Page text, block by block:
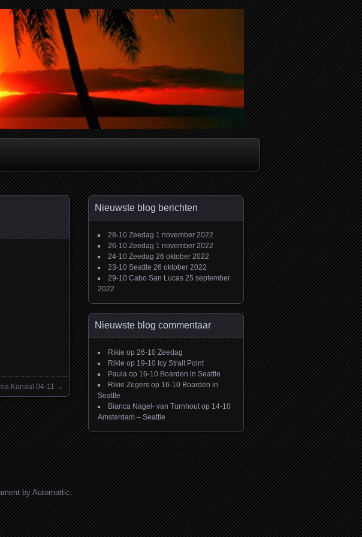
Kanaal 04-11 →
Nieuwste blog berichten
28-10 Zeedag 1 november 2022
26-10 Zeedag 1 november 2022
24-10 Zeedag 26 oktober 2022
23-10 Seattle 26 oktober 2022
29-10 Cabo San Lucas 25 september
2022
Nieuwste blog commentaar
Rikie op 26-10 Zeedag
Rikie op 19-10 Icy Strait Point
Paula op 16-10 Boarden in Seattle
Rikie Zegers op 16-10 Boarden in
Seattle
Bianca Nagel- van Turnhoutop 14-10
Amsterdam – Seattle
byAutomattic.